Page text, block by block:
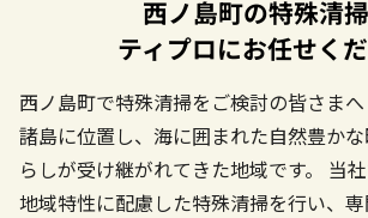
西ノ島町の特殊清
ティプロにお任せく
西ノ島町で特殊清掃をご検討の皆さまへ
諸島に位置し、海に囲まれた自然豊か
らしが受け継がれてきた地域です。
当
地域特性に配慮した特殊清掃を行い、